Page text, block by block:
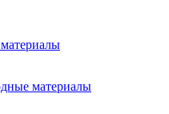
материалы